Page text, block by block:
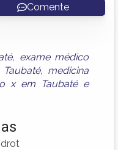
Comente
, exame médico
, medicina
x em Taubatée